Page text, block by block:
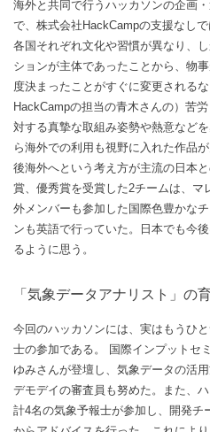
海外と共同で行うハッカソンの企画
で、株式会社HackCampの支援なし
各国それぞれ文化や習慣が異なり、
ションが主体であったことから、物
度決まったことがすぐに変更される
HackCampの担当の青木さんの）苦
対する真摯な取組み姿勢や熱意など
ら海外での利用も視野に入れた作品
後海外へという考え方が主流の日本
賞、優秀賞を受賞した2チームは、マ
外メンバーも参加した国際色豊かな
ンも英語で行っていた。日本でも今
るように思う。
「気象データアナリスト」の
今回のハッカソンには、実はもうひ
士の参加である。 国際インプットセ
ゆみさんが登壇し、気象データの活
デモデイの審査員も努めた。また、
計4名の気象予報士が参加し、開発チ